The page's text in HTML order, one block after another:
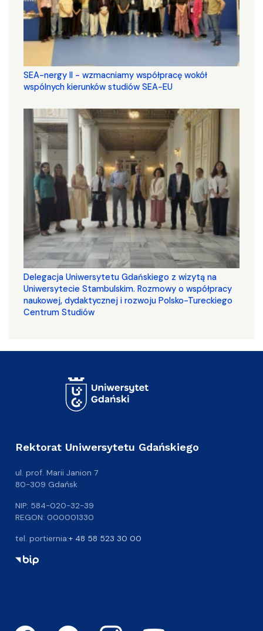
SEA-nergy II - wzmacniamy współpracę wokół
wspólnych kierunków studiów SEA-EU
Delegacja Uniwersytetu Gdańskiego z wizytą na
Uniwersytecie Stambulskim. Rozmowy o współpracy
naukowej, dydaktycznej i rozwoju Polsko-Tureckiego
Centrum Studiów
Rektorat Uniwersytetu Gdańskiego
ul. prof. Marii Janion 7
80-309 Gdańsk
NIP: 584-020-32-39
REGON: 000001330
tel. portiernia:+ 48 58 523 30 00